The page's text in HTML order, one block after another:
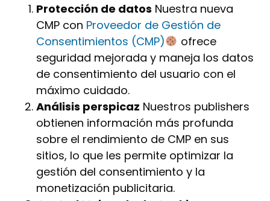
Protección de datos Nuestra nueva
CMP con Proveedor de Gestión de
Consentimientos (CMP)
ofrece
seguridad mejorada y maneja los datos
de consentimiento del usuario con el
máximo cuidado.
Análisis perspicaz Nuestros publishers
obtienen información más profunda
sobre el rendimiento de CMP en sus
sitios, lo que les permite optimizar la
gestión del consentimiento y la
monetización publicitaria.